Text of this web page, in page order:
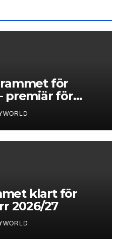
för
premiär för
klart för
2026/27